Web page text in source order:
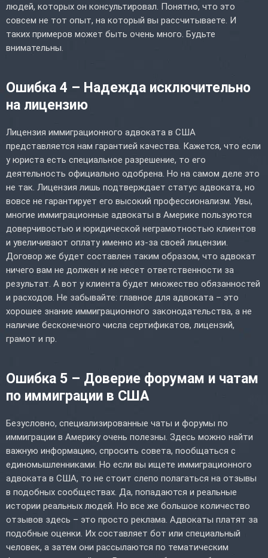
людей, которых он консультировал. Понятно, что это
совсем не тот опыт, на который вы рассчитываете. И
таких примеров может быть очень много. Будьте
внимательны.
Ошибка 4 – Надежда исключительно
на лицензию
Лицензия иммиграционного адвоката в США
представляется нам гарантией качества. Кажется, что если
у юриста есть специальное разрешение, то его
деятельность официально одобрена. Но на самом деле это
не так. Лицензия лишь подтверждает статус адвоката, но
вовсе не гарантирует его высокий профессионализм. Увы,
многие иммиграционные адвокаты в Америке пользуются
доверчивостью и юридической неграмотностью клиентов
и увеличивают оплату именно из-за своей лицензии.
Договор же будет составлен таким образом, что адвокат
ничего вам не должен и не несет ответственности за
результат. А вот у клиента будет множество обязанностей
и расходов. Не забывайте: главное для адвоката – это
хорошее знание иммиграционного законодательства, а не
наличие бесконечного числа сертификатов, лицензий,
грамот и пр.
Ошибка 5 – Доверие форумам и чатам
по иммиграции в США
Безусловно, специализированные чаты и форумы по
иммиграции в Америку очень полезны. Здесь можно найти
важную информацию, спросить совета, пообщаться с
единомышленниками. Но если вы ищете иммиграционного
адвоката в США, то не стоит слепо полагаться на отзывы
в подобных сообществах. Да, попадаются и реальные
истории реальных людей. Но все же большое количество
отзывов здесь – это просто реклама. Адвокаты платят за
подобные оценки. Их составляет бот или специальный
человек, а затем они рассылаются по тематическим